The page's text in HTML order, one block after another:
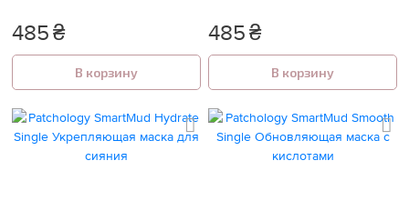
485₴
В корзину
485₴
В корзину